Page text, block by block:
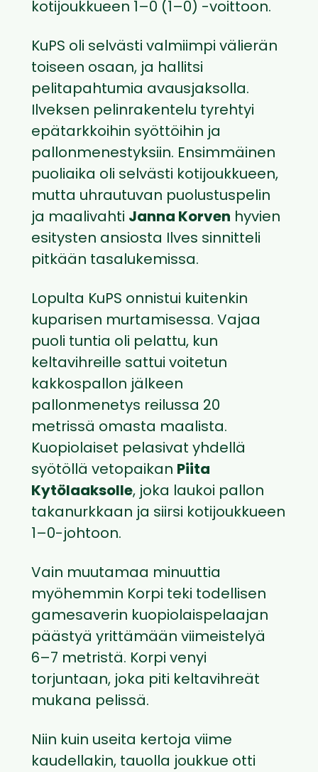
kotijoukkueen 1–0 (1–0) -voittoon.
KuPS oli selvästi valmiimpi välierän
toiseen osaan, ja hallitsi
pelitapahtumia avausjaksolla.
Ilveksen pelinrakentelu tyrehtyi
epätarkkoihin syöttöihin ja
pallonmenestyksiin. Ensimmäinen
puoliaika oli selvästi kotijoukkueen,
mutta uhrautuvan puolustuspelin
ja maalivahti Janna Korven hyvien
esitysten ansiosta Ilves sinnitteli
pitkään tasalukemissa.
Lopulta KuPS onnistui kuitenkin
kuparisen murtamisessa. Vajaa
puoli tuntia oli pelattu, kun
keltavihreille sattui voitetun
kakkospallon jälkeen
pallonmenetys reilussa 20
metrissä omasta maalista.
Kuopiolaiset pelasivat yhdellä
syötöllä vetopaikan Piita
Kytölaaksolle, joka laukoi pallon
takanurkkaan ja siirsi kotijoukkueen
1–0-johtoon.
Vain muutamaa minuuttia
myöhemmin Korpi teki todellisen
gamesaverin kuopiolaispelaajan
päästyä yrittämään viimeistelyä
6–7 metristä. Korpi venyi
torjuntaan, joka piti keltavihreät
mukana pelissä.
Niin kuin useita kertoja viime
kaudellakin, tauolla joukkue otti